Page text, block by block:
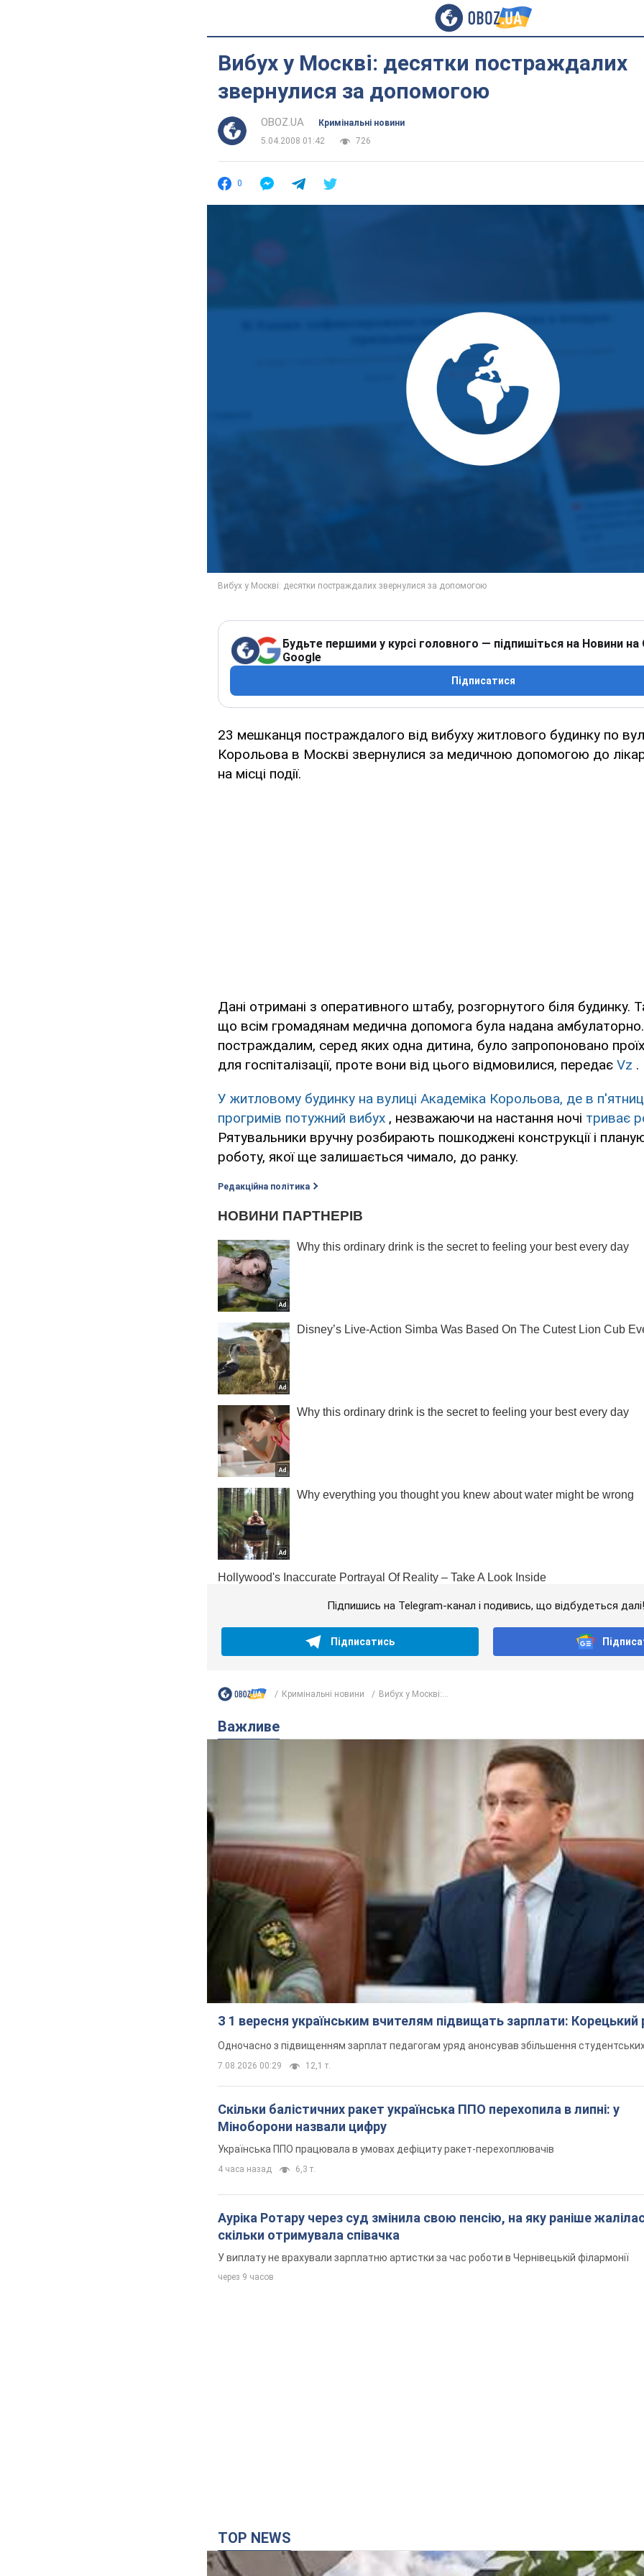
Вибух у Москві: десятки постраждалих
звернулися за допомогою
OBOZ.UA
Кримінальні новини
5.04.2008 01:42
726
0
Будьте першими у курсі головного — підпишіться на Новини на
Google
Підписатися
23 мешканця постраждалого від вибуху житлового будинку по
Корольова в Москві звернулися за медичною допомогою до
на місці події.
Дані отримані з оперативного штабу, розгорнутого біля будинку.
що всім громадянам медична допомога була надана
постраждалим, серед яких одна дитина, було запропоновано
для госпіталізації, проте вони від цього відмовилися, передає Vz .
У житловому будинку на вулиці Академіка Корольова, де в
прогримів потужний вибух , незважаючи на настання ночі триває
Рятувальники вручну розбирають пошкоджені конструкції і
роботу, якої ще залишається чимало, до ранку.
Редакційна політика
Підпишись на Telegram-канал і подивись, що відбудеться далі!
Підписатись
Кримінальні новини Вибух у Москві:...
Важливе
З 1 вересня українським вчителям підвищать зарплати: Корецький
Одночасно з підвищенням зарплат педагогам уряд анонсував збільшення
7.08.2026 00:29 12,1 т.
Скільки балістичних ракет українська ППО перехопила в липні: у
Міноборони назвали цифру
Українська ППО працювала в умовах дефіциту ракет-перехоплювачів
4 часа назад 6,3 т.
Ауріка Ротару через суд змінила свою пенсію, на яку раніше
скільки отримувала співачка
У виплату не врахували зарплатню артистки за час роботи в Чернівецькій філармонії
через 9 часов
TOP NEWS